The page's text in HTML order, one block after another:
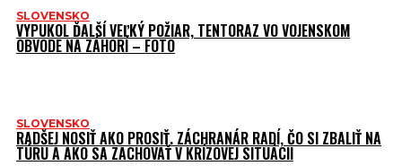
SLOVENSKO
VYPUKOL ĎALŠÍ VEĽKÝ POŽIAR, TENTORAZ VO VOJENSKOM
OBVODE NA ZÁHORÍ – FOTO
SLOVENSKO
RADŠEJ NOSIŤ AKO PROSIŤ. ZÁCHRANÁR RADÍ, ČO SI ZBALIŤ NA
TÚRU A AKO SA ZACHOVAŤ V KRÍZOVEJ SITUÁCII